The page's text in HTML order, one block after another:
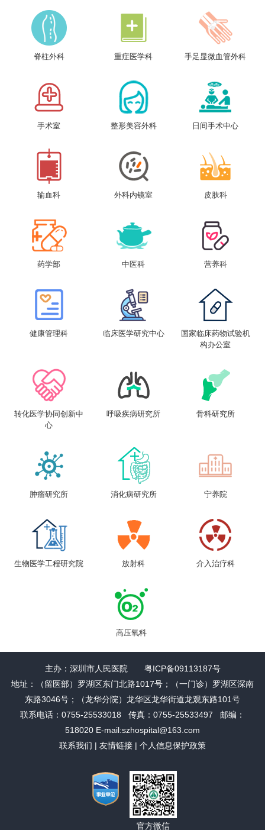
脊柱外科 重症医学科 手足显微血管外科
手术室 整形美容外科 日间手术中心
输血科 外科内镜室 皮肤科
药学部 中医科 营养科
健康管理科 临床医学研究中心
国家临床药物试验机
构办公室
转化医学协同创新中
心
呼吸疾病研究所 骨科研究所
肿瘤研究所 消化病研究所 宁养院
生物医学工程研究院 放射科 介入治疗科
高压氧科
主办：深圳市人民医院 粤ICP备09113187号
地址：（留医部）罗湖区东门北路1017号；（一门诊）罗湖区深南
东路3046号；（龙华分院）龙华区龙华街道龙观东路101号
联系电话：0755-25533018 传真：0755-25533497 邮编：
518020 E-mail:szhospital@163.com
联系我们 | 友情链接 | 个人信息保护政策
官方微信